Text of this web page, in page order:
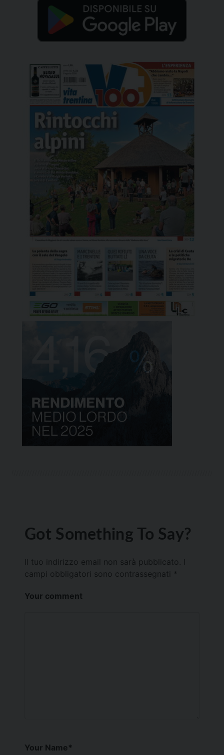
Got Something To Say?
Il tuo indirizzo email non sarà pubblicato.
campi obbligatori sono contrassegnati *
Your comment
Your Name*